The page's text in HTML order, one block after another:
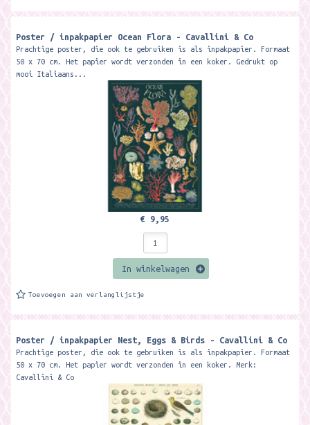
Poster / inpakpapier Ocean Flora - Cavallini & Co
Prachtige poster, die ook te gebruiken is als inpakpapier. Formaat
50 x 70 cm. Het papier wordt verzonden in een koker. Gedrukt op
mooi Italiaans...
€ 9,95
In winkelwagen
Toevoegen aan verlanglijstje
Poster / inpakpapier Nest, Eggs & Birds - Cavallini & Co
Prachtige poster, die ook te gebruiken is als inpakpapier. Formaat
50 x 70 cm. Het papier wordt verzonden in een koker. Merk:
Cavallini & Co